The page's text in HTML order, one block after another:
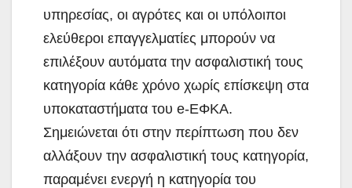
υπηρεσίας, οι αγρότες και οι υπόλοιποι
ελεύθεροι επαγγελματίες μπορούν να
επιλέξουν αυτόματα την ασφαλιστική τους
κατηγορία κάθε χρόνο χωρίς επίσκεψη στα
υποκαταστήματα του e-ΕΦΚΑ.
Σημειώνεται ότι στην περίπτωση που δεν
αλλάξουν την ασφαλιστική τους κατηγορία,
παραμένει ενεργή η κατηγορία του